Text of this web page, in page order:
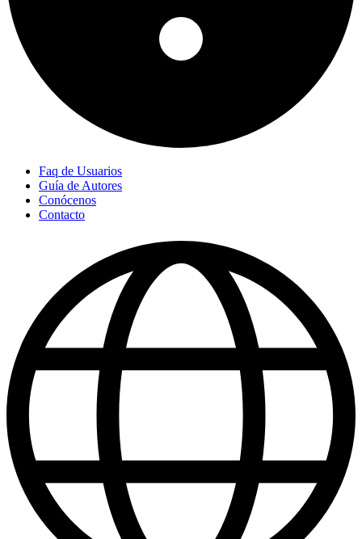
Faq de Usuarios
Guía de Autores
Conócenos
Contacto